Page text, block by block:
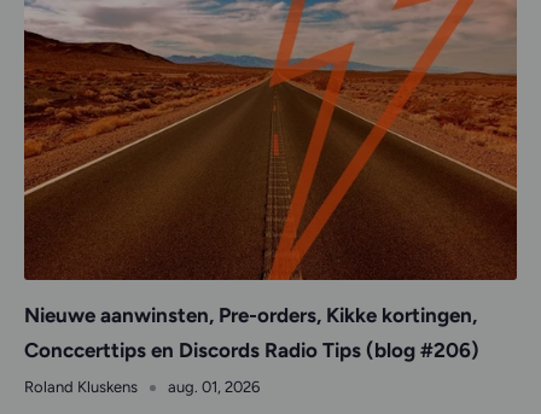
Nieuwe aanwinsten, Pre-orders, Kikke kortingen,
Conccerttips en Discords Radio Tips (blog #206)
Roland Kluskens aug. 01, 2026